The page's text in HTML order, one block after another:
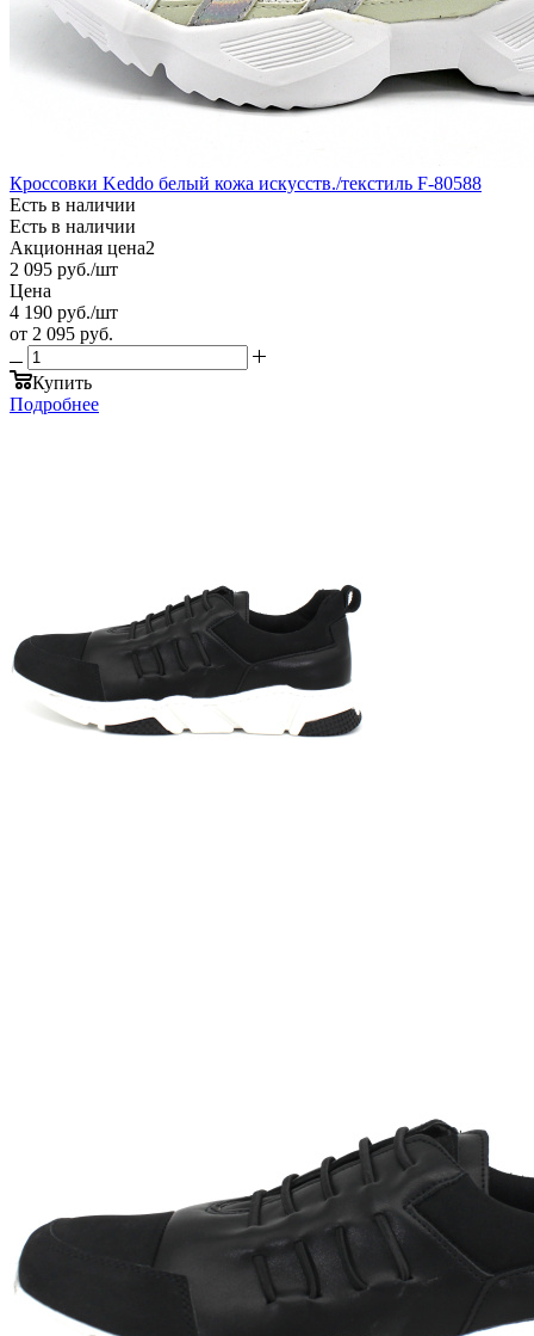
Кроссовки Keddo белый кожа искусств./текстиль F-80588
Есть в наличии
Есть в наличии
Акционная цена2
2 095 руб./шт
Цена
4 190 руб./шт
от 2 095 руб.
Купить
Подробнее